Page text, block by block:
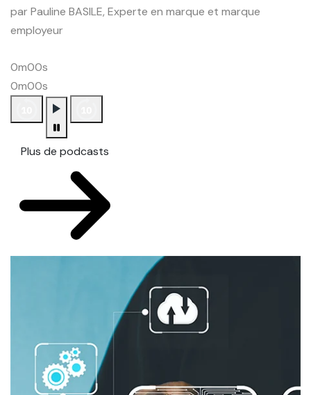
par Pauline BASILE, Experte en marque et marque
employeur
0m00s
0m00s
Plus de podcasts